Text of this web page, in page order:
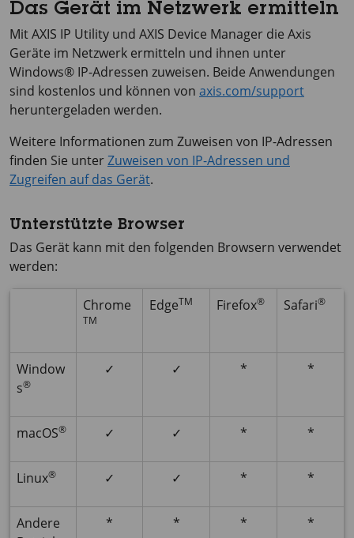
Das Gerät im Netzwerk ermitteln
MitAXIS IP Utility und AXIS Device Manager die Axis
Geräte im Netzwerk ermitteln und ihnen unter
Windows® IP-Adressen zuweisen. Beide Anwendungen
sind kostenlos und können von axis.com/support
heruntergeladen werden.
Weitere Informationen zum Zuweisen von IP-Adressen
finden Sie unterZuweisen von IP-Adressen und
Zugreifen auf das Gerät.
Unterstützte Browser
Das Gerät kann mit den folgenden Browsern verwendet
werden:
Chrome
TM
EdgeTM Firefox® Safari®
Window
s®
✓ ✓ * *
macOS® ✓ ✓ * *
Linux® ✓ ✓ * *
Andere
* * * *